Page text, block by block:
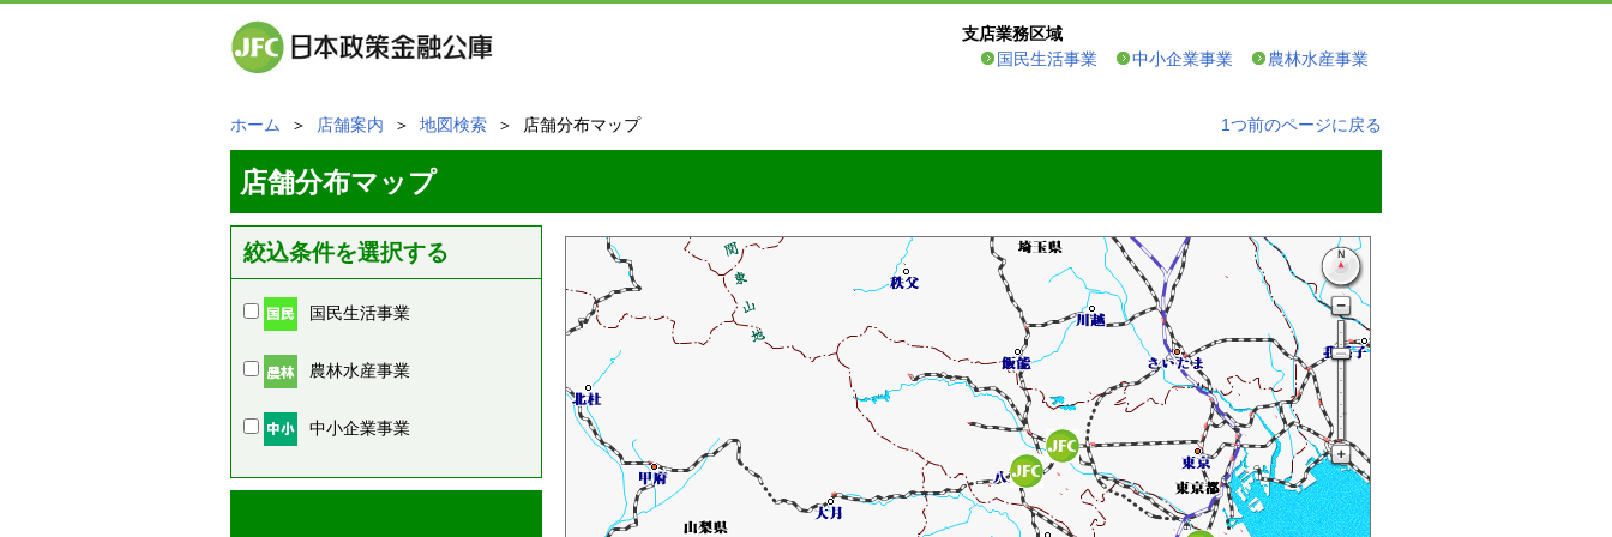
支店業務区域
国民生活事業
中小企業事業 農林水産事業
ホーム ＞ 店舗案内 ＞ 地図検索 ＞ 店舗分布マップ 1つ前のページに戻る
店舗分布マップ
絞込条件を選択する
国民生活事業
農林水産事業
中小企業事業